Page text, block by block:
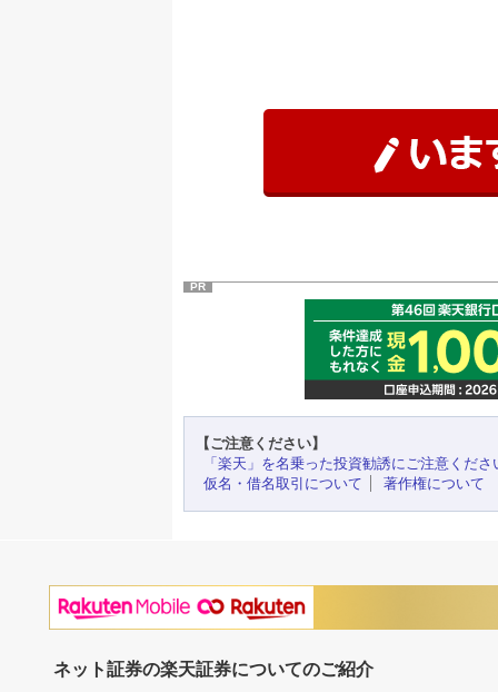
PR
【ご注意ください】
「楽天」を名乗った投資勧誘にご注意くださ
仮名・借名取引について
著作権について
ネット証券の楽天証券についてのご紹介